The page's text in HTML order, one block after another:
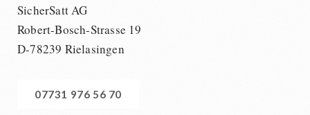
SicherSatt AG
Robert-Bosch-Strasse 19
D-78239 Rielasingen
07731 976 56 70